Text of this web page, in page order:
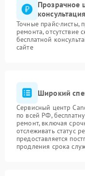
Прозрачное
консультация
Точные прайс-листы,
ремонта, отсутствие
бесплатной
сайте
Широкий
Сервисный центр
по всей РФ,
ремонт, включая
отслеживать статус
предоставляется
продления срока